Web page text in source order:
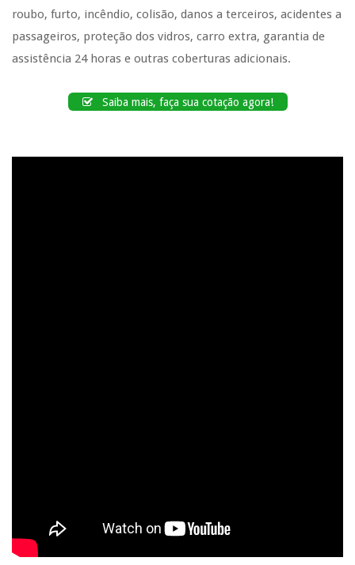
roubo, furto, incêndio, colisão, danos a terceiros, acidentes a
passageiros, proteção dos vidros, carro extra, garantia de
assistência 24 horas e outras coberturas adicionais.
Saiba mais, faça sua cotação agora!